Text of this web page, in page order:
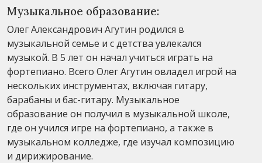
Музыкальное образование:
Олег Александрович Агутин родился в
музыкальной семье и с детства увлекался
музыкой. В 5 лет он начал учиться играть на
фортепиано. Всего Олег Агутин овладел игрой на
нескольких инструментах, включая гитару,
барабаны и бас-гитару. Музыкальное
образование он получил в музыкальной школе,
где он учился игре на фортепиано, а также в
музыкальном колледже, где изучал композицию
и дирижирование.